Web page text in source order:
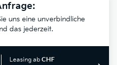
uns eine unverbindliche
das jederzeit.
Leasing ab CHF